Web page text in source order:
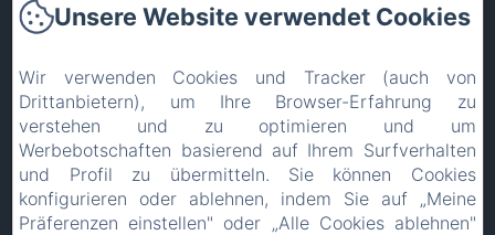
Zurück zur Startseite
Kontaktieren Sie uns
Rechtliche Informationen
Unsere Website verwendet Cookies
Wir verwenden Cookies und Tracker (auch von
Drittanbietern), um Ihre Browser-Erfahrung zu
verstehen und zu optimieren und um
Werbebotschaften basierend auf Ihrem Surfverhalten
und Profil zu übermitteln. Sie können Cookies
konfigurieren oder ablehnen, indem Sie auf „Meine
Präferenzen einstellen" oder „Alle Cookies ablehnen"